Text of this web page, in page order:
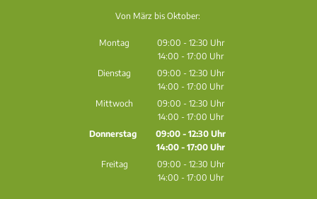
Von März bis Oktober:
Montag 09:00 - 12:30 Uhr
Von 09:00 bis 12:30 Uhr
14:00 - 17:00 Uhr
Von 14:00 bis 17:00 Uhr
Dienstag 09:00 - 12:30 Uhr
Von 09:00 bis 12:30 Uhr
14:00 - 17:00 Uhr
Von 14:00 bis 17:00 Uhr
Mittwoch 09:00 - 12:30 Uhr
Von 09:00 bis 12:30 Uhr
14:00 - 17:00 Uhr
Von 14:00 bis 17:00 Uhr
Donnerstag 09:00- 12:30Uhr
Von 09:00 bis 12:30 Uhr
14:00- 17:00Uhr
Von 14:00 bis 17:00 Uhr
Freitag 09:00 - 12:30 Uhr
Von 09:00 bis 12:30 Uhr
14:00 - 17:00 Uhr